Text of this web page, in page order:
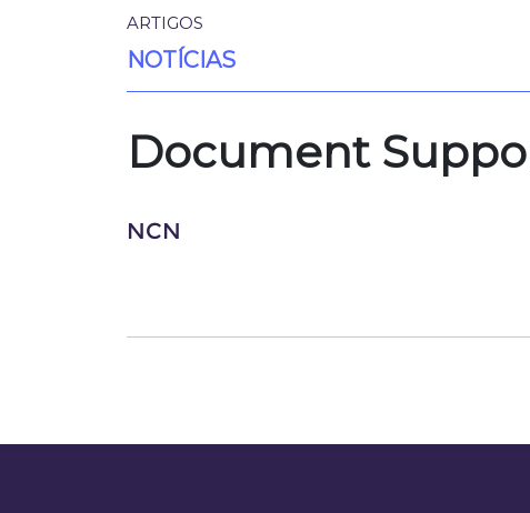
ARTIGOS
NOTÍCIAS
Document
NCN